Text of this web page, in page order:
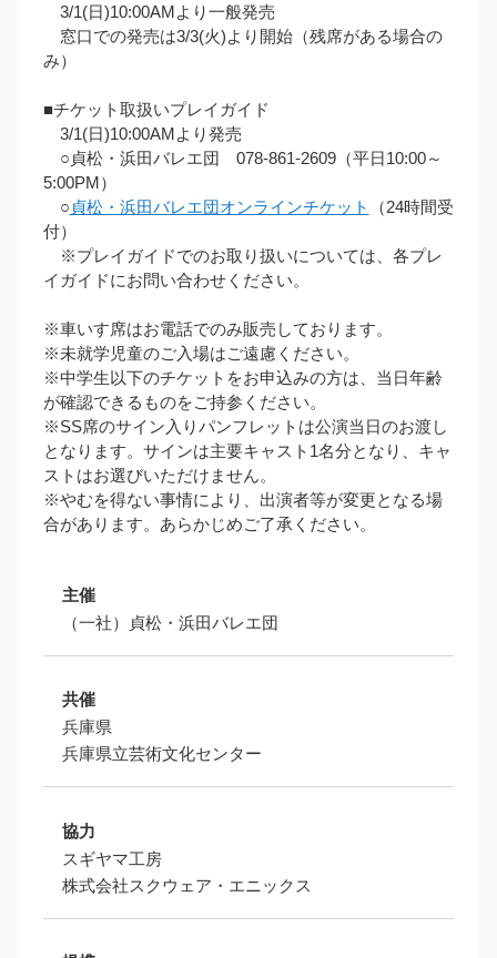
3/1(日)10:00AMより一般発売
窓口での発売は3/3(火)より開始（残席がある場合の
み）
■チケット取扱いプレイガイド
3/1(日)10:00AMより発売
○貞松・浜田バレエ団 078-861-2609（平日10:00～
5:00PM）
○ 貞松・浜田バレエ団オンラインチケット
（24時間受
付）
※プレイガイドでのお取り扱いについては、各プレ
イガイドにお問い合わせください。
※車いす席はお電話でのみ販売しております。
※未就学児童のご入場はご遠慮ください。
※中学生以下のチケットをお申込みの方は、当日年齢
が確認できるものをご持参ください。
※SS席のサイン入りパンフレットは公演当日のお渡し
となります。サインは主要キャスト1名分となり、キャ
ストはお選びいただけません。
※やむを得ない事情により、出演者等が変更となる場
合があります。あらかじめご了承ください。
主催
（一社）貞松・浜田バレエ団
共催
兵庫県
兵庫県立芸術文化センター
協力
スギヤマ工房
株式会社スクウェア・エニックス